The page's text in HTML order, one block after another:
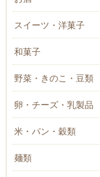
スイーツ・洋菓子
和菓子
野菜・きのこ・豆類
卵・チーズ・乳製品
米・パン・穀類
麺類